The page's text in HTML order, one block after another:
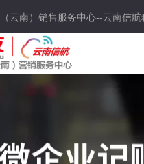
云南）销售服务中心--云南信